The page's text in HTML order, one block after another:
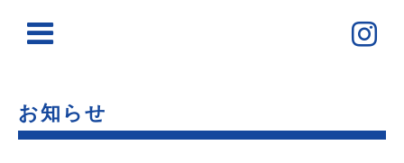
お知らせ